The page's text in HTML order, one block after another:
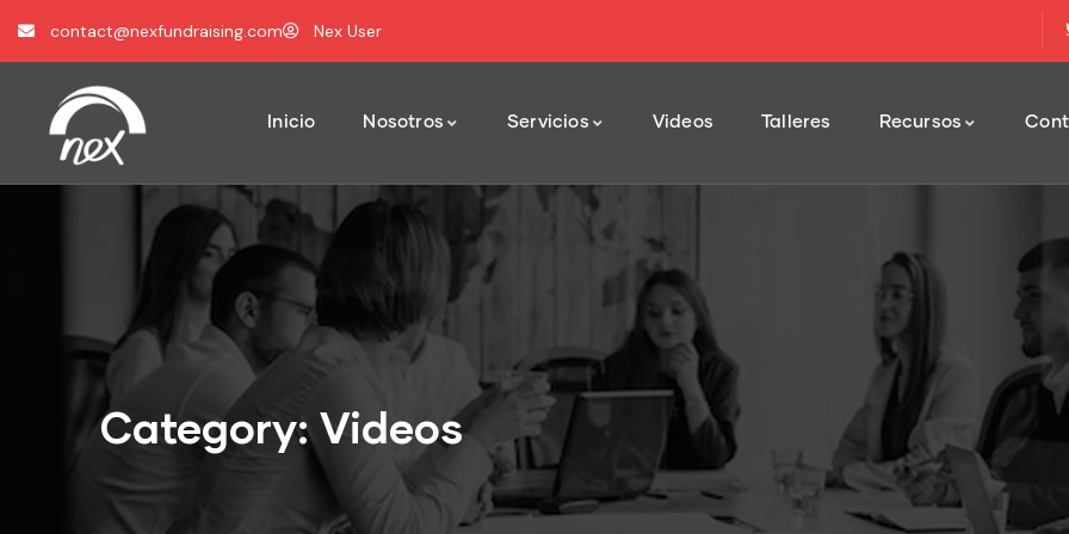
contact@nexfundraising.com Nex User
Inicio Nosotros Servicios Videos Talleres Recursos
Category:Videos